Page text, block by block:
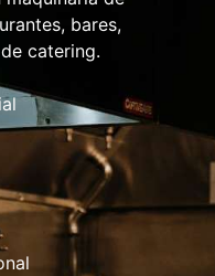
bares,
catering.